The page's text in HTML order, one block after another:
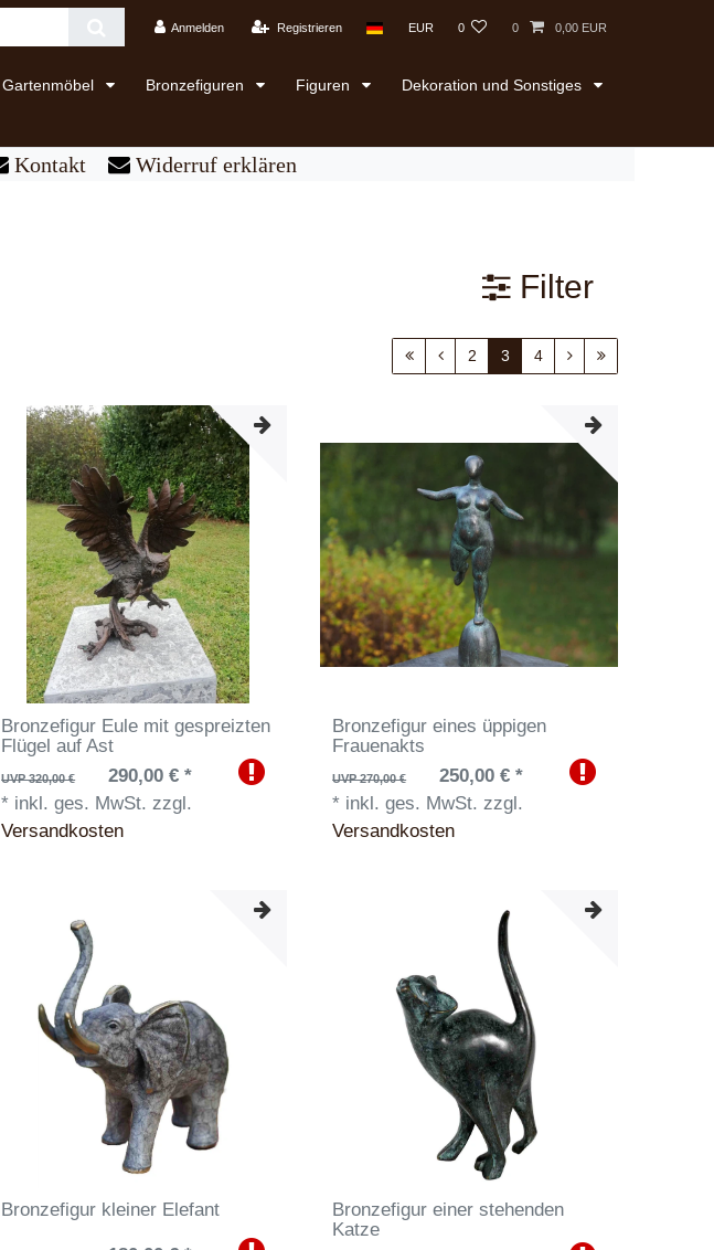
Anmelden Registrieren EUR 0 0 0,00 EUR
Gartenmöbel Bronzefiguren Figuren Dekoration und Sonstiges
Kontakt Widerruf erklären
Filter
2 3 4
Bronzefigur Eule mit gespreizten
Flügel auf Ast
UVP 320,00 €
290,00 € *
* inkl. ges. MwSt. zzgl.
Versandkosten
Bronzefigur eines üppigen
Frauenakts
UVP 270,00 €
250,00 € *
* inkl. ges. MwSt. zzgl.
Versandkosten
Bronzefigur kleiner Elefant
Bronzefigur einer stehenden
Katze